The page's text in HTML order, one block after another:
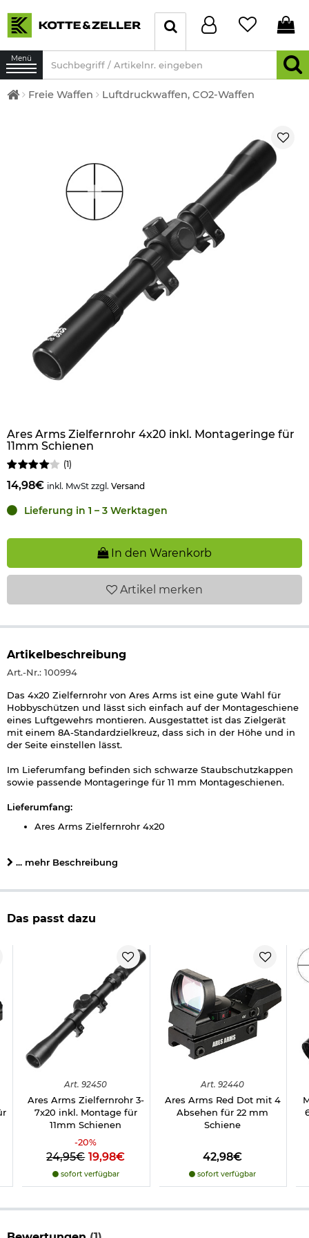
Menü
Freie Waffen Luftdruckwaffen, CO2-Waffen
Ares Arms Zielfernrohr 4x20 inkl. Montageringe für
11mm Schienen
(1 )
14,98€ inkl. MwSt zzgl. Versand
Lieferung in 1 – 3 Werktagen
In den Warenkorb
Artikel merken
Artikelbeschreibung
Art.-Nr.: 100994
Das 4x20 Zielfernrohr von Ares Arms ist eine gute Wahl für
Hobbyschützen und lässt sich einfach auf der Montageschiene
eines Luftgewehrs montieren. Ausgestattet ist das Zielgerät
mit einem 8A-Standardzielkreuz, dass sich in der Höhe und in
der Seite einstellen lässt.
Im Lieferumfang befinden sich schwarze Staubschutzkappen
sowie passende Montageringe für 11 mm Montageschienen.
Lieferumfang:
Ares Arms Zielfernrohr 4x20
Details zu Ares Arms Zielfernrohr 4x20:
höhen- und seitenverstellbares Zielkreuz
Absehen: 8A
Objektivdurchmesser: 20 mm
Mittelrohrdurchmesser: 19 mm
Länge: ca. 268 mm
Gewicht: ca. 100 g
Material: Metall
Farbe: schwarz
Marke: Ares Arms
... mehr Beschreibung
Das passt dazu
Art. 92450
Ares Arms Zielfernrohr 3-
7x20 inkl. Montage für
11mm Schienen
-20%
24,95€ 19,98€
sofort verfügbar
Art. 92440
Ares Arms Red Dot mit 4
Absehen für 22 mm
Schiene
42,98€
sofort verfügbar